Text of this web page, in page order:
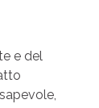
e del